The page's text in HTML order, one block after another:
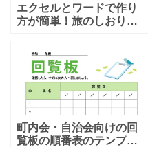
エクセルとワードで作り
方が簡単！旅のしおり
おすすめのテンプレート
となります。温泉旅行や
家族旅行など様々な用途
で、楽しく利用出来る旅
のしおりの素材となりま
す。ダウンロード後に簡
単に編集出来るエクセ
町内会・自治会向けの回
覧板の順番表のテンプレ